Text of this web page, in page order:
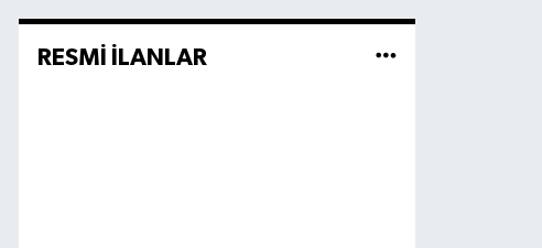
RESMİ İLANLAR